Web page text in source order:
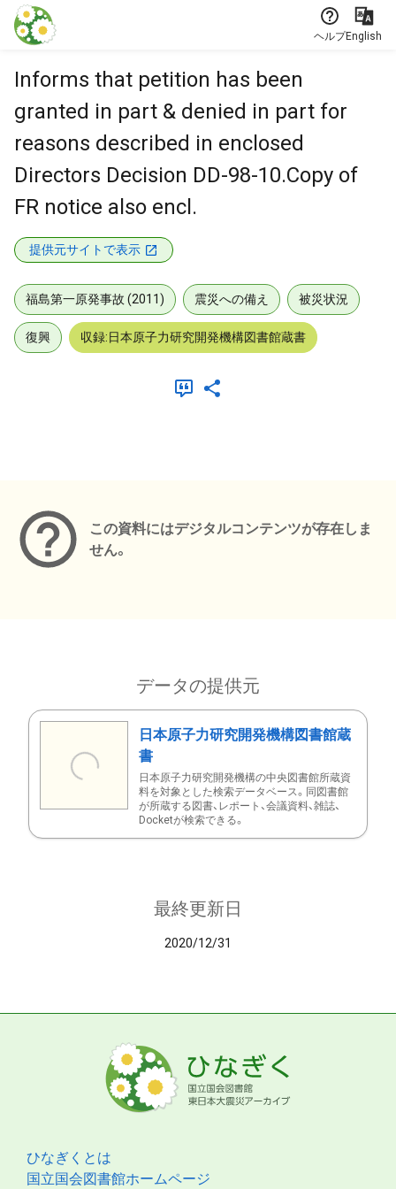
本文に飛ぶ
ヘルプEnglish
Informs that petition has been
granted in part & denied in part for
reasons described in enclosed
Directors Decision DD-98-10.Copy of
FR notice also encl.
提供元サイトで表示
福島第一原発事故 (2011) 震災への備え 被災状況
復興 収録:日本原子力研究開発機構図書館蔵書
この資料にはデジタルコンテンツが存在しま
せん。
データの提供元
日本原子力研究開発機構図書館蔵
書
日本原子力研究開発機構の中央図書館所蔵資
料を対象とした検索データベース。同図書館
が所蔵する図書、レポート、会議資料、雑誌、
Docketが検索できる。
最終更新日
2020/12/31
ひなぎくとは
国立国会図書館ホームページ